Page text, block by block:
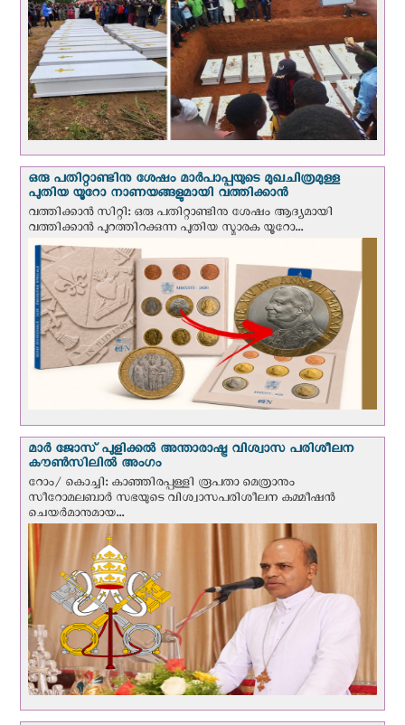
ഒരു പതിറ്റാണ്ടിനു ശേഷം മാർപാപ്പയുടെ മുഖചിത്രമുള്ള
പുതിയ യൂറോ നാണയങ്ങളുമായി വത്തിക്കാന്‍
വത്തിക്കാന്‍ സിറ്റി: ഒരു പതിറ്റാണ്ടിനു ശേഷം ആദ്യമായി
വത്തിക്കാൻ പുറത്തിറക്കുന്ന പുതിയ സ്മാരക യൂറോ...
മാർ ജോസ് പുളിക്കൽ അന്താരാഷ്ട്ര വിശ്വാസ പരിശീലന
കൗൺസിലിൽ അംഗം
റോം/ കൊച്ചി: കാഞ്ഞിരപ്പള്ളി രൂപതാ മെത്രാനും
സീറോമലബാർ സഭയുടെ വിശ്വാസപരിശീലന കമ്മീഷൻ
ചെയർമാനുമായ...